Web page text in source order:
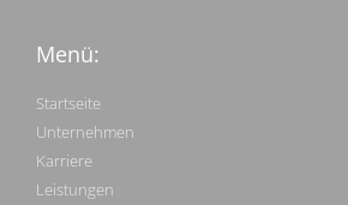
Menü:
Startseite
Unternehmen
Karriere
Leistungen